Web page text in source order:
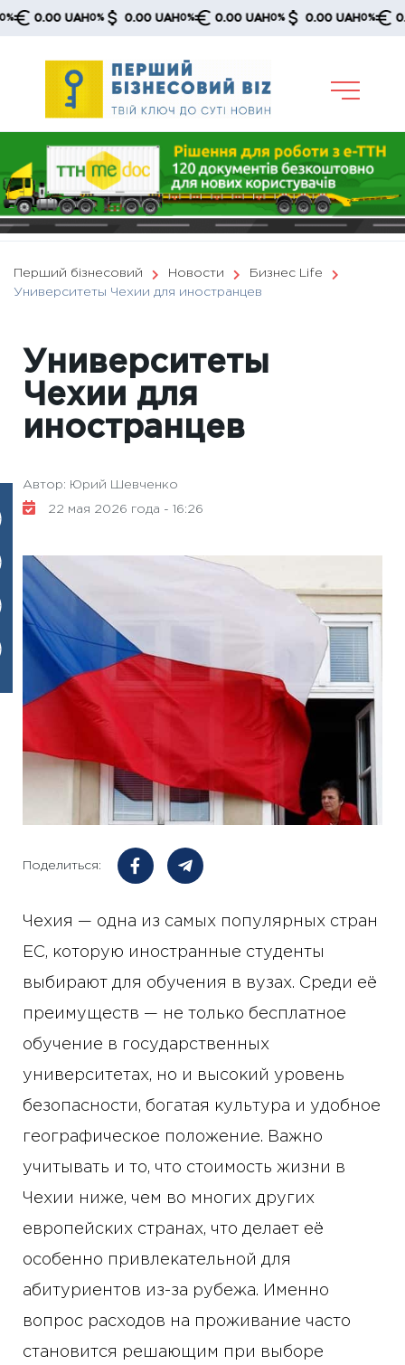
Skip
0.00 UAH0% 0.00 UAH0% 0.00 UAH0% 0.00 UAH0% 0.00
Перший бізнесовий Новости
Бизнес Life
Университеты Чехии для иностранцев
Университеты
Чехии для
иностранцев
Автор: Юрий Шевченко
22 мая 2026 года - 16:26
Поделиться:
Чехия — одна из самых популярных стран
ЕС, которую иностранные студенты
выбирают для обучения в вузах. Среди её
преимуществ — не только бесплатное
обучение в государственных
университетах, но и высокий уровень
безопасности, богатая культура и удобное
географическое положение. Важно
учитывать и то, что стоимость жизни в
Чехии ниже, чем во многих других
европейских странах, что делает её
особенно привлекательной для
абитуриентов из-за рубежа. Именно
вопрос расходов на проживание часто
становится решающим при выборе